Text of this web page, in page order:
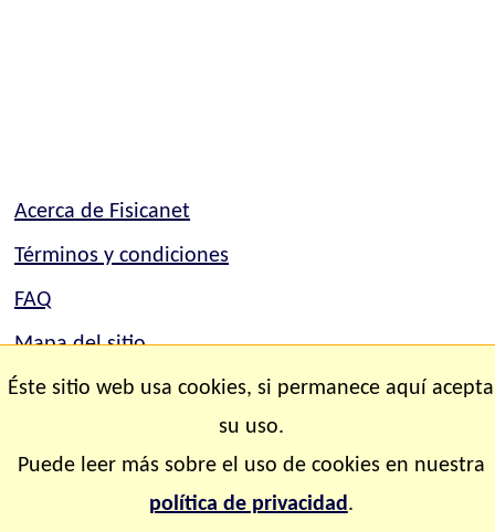
Acerca de Fisicanet
Términos y condiciones
FAQ
Mapa del sitio
Mapa del sitio
Copyright © 2.000-2.028 Fisicanet ® Todos los
Éste sitio web usa cookies, si permanece aquí acepta
su uso.
Puede leer más sobre el uso de cookies en nuestra
política de privacidad.